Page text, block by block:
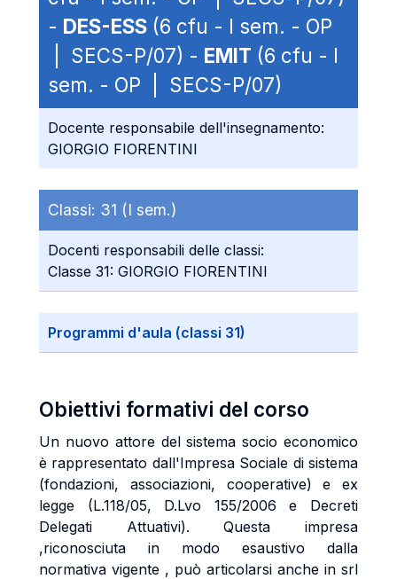
- DES-ESS (6 cfu - I sem. - OP
| SECS-P/07) - EMIT (6 cfu - I
sem. - OP | SECS-P/07)
Docente responsabile dell'insegnamento:
GIORGIO FIORENTINI
Classi: 31 (I sem.)
Docenti responsabili delle classi:
Classe 31: GIORGIO FIORENTINI
Programmi d'aula (classi 31)
Obiettivi formativi del corso
Un nuovo attore del sistema socio economico
è rappresentato dall'Impresa Sociale di sistema
(fondazioni, associazioni, cooperative) e ex
legge (L.118/05, D.Lvo 155/2006 e Decreti
Delegati Attuativi). Questa impresa
,riconosciuta in modo esaustivo dalla
normativa vigente , può articolarsi anche in srl